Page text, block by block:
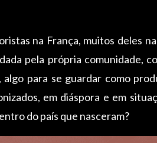
na França, muitos deles
pela própria comunidade,
para se guardar como
em diáspora e em
do país que nasceram?